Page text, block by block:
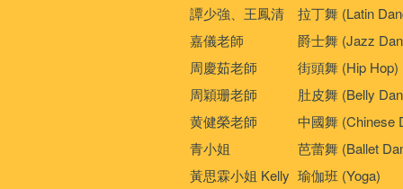
譚少強、王鳳清
嘉儀老師
周慶茹老師
周穎珊老師
黄健榮老師
青小姐
黃思霖小姐 Kelly
拉丁舞 (Latin
爵士舞 (Jazz
街頭舞 (Hip Hop)
肚皮舞 (Belly
中國舞 (Chinese
芭蕾舞 (Ballet
瑜伽班 (Yoga)